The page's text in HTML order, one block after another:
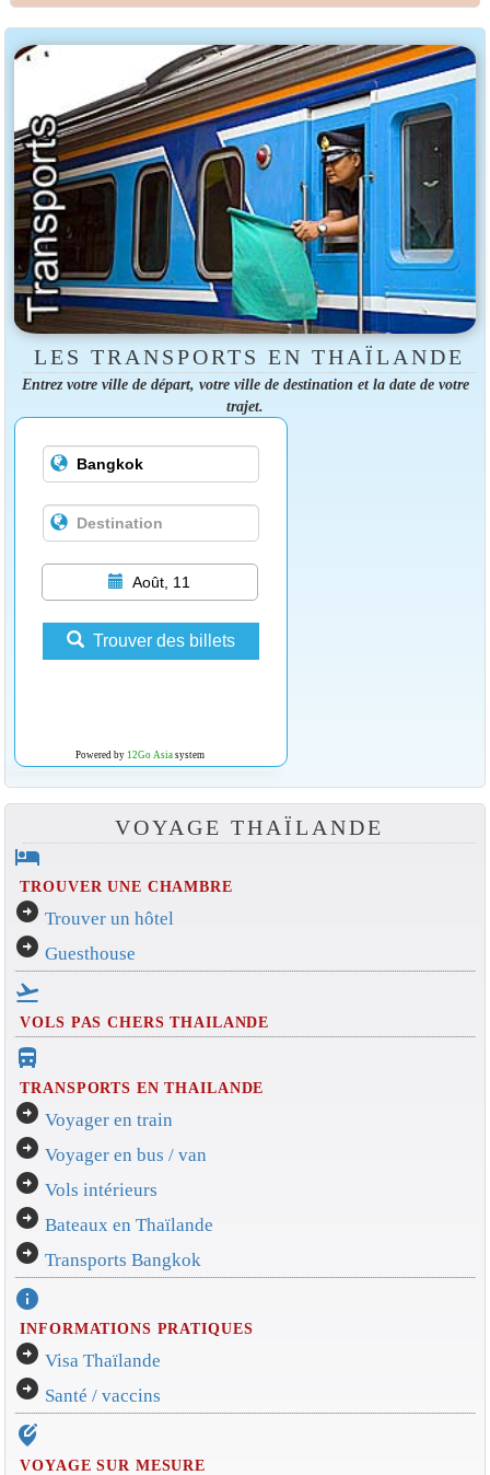
LES TRANSPORTS EN THAÏLANDE
Entrez votre ville de départ, votre ville de destination et la date de votre
trajet.
Août, 11
Trouver des billets
Powered by 12Go Asiasystem
VOYAGE THAÏLANDE
hotel
TROUVER UNE CHAMBRE
arrow_circle_right Trouver un hôtel
arrow_circle_right Guesthouse
flight_takeoff
VOLS PAS CHERS THAILANDE
directions_bus_filled
TRANSPORTS EN THAILANDE
arrow_circle_right Voyager en train
arrow_circle_right Voyager en bus / van
arrow_circle_right Vols intérieurs
arrow_circle_right Bateaux en Thaïlande
arrow_circle_right Transports Bangkok
info
INFORMATIONS PRATIQUES
arrow_circle_right Visa Thaïlande
arrow_circle_right Santé / vaccins
edit_location_alt
VOYAGE SUR MESURE